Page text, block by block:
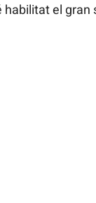
habilitat el